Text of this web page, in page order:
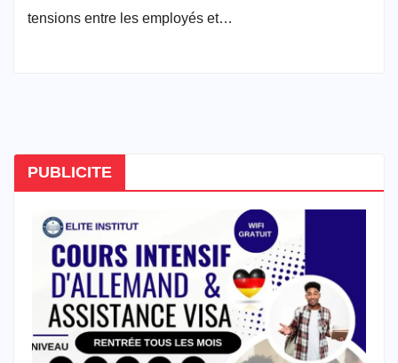
tensions entre les employés et…
PUBLICITE